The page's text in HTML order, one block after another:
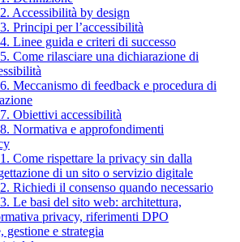
Accessibilità by design
Principi per l’accessibilità
Linee guida e criteri di successo
Come rilasciare una dichiarazione di
Meccanismo di feedback e procedura di
Obiettivi accessibilità
Normativa e approfondimenti
Come rispettare la privacy sin dalla
di un sito o servizio digitale
Richiedi il consenso quando necessario
Le basi del sito web: architettura,
privacy, riferimenti DPO
gestione e strategia